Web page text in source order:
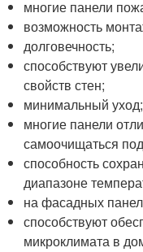
многие панели
возможность
долговечность;
способствуют
свойств стен;
минимальный уход;
многие панели
самоочищаться
способность
диапазоне
на фасадных
способствуют
микроклимата в